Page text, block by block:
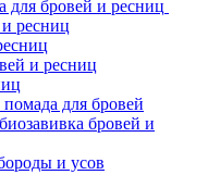
для бровей и ресниц
ресниц
и ресниц
для бровей
бровей и
и усов